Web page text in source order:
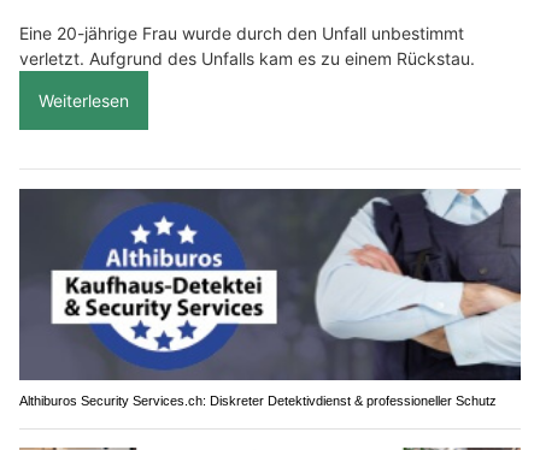
Eine 20-jährige Frau wurde durch den Unfall unbestimmt
verletzt. Aufgrund des Unfalls kam es zu einem Rückstau.
Weiterlesen
Althiburos Security Services.ch: Diskreter Detektivdienst & professioneller Schutz